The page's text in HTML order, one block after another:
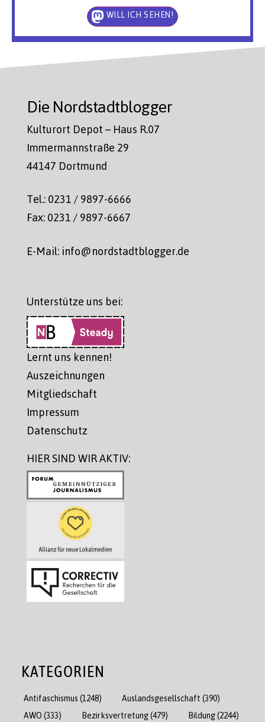
WILL ICH SEHEN!
Die Nordstadtblogger
Kulturort Depot – Haus R.07
Immermannstraße 29
44147 Dortmund
Tel.: 0231 / 9897-6666
Fax: 0231 / 9897-6667
E-Mail: info@nordstadtblogger.de
Unterstütze uns bei:
Lernt uns kennen!
Auszeichnungen
Mitgliedschaft
Impressum
Datenschutz
HIER SIND WIR AKTIV:
KATEGORIEN
Antifaschismus (1248) Auslandsgesellschaft (390)
AWO (333) Bezirksvertretung(479) Bildung(2244)